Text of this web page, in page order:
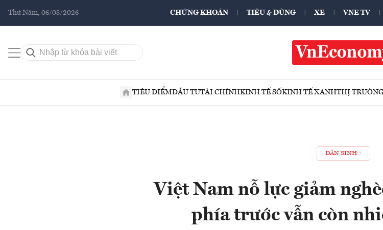
Thứ Năm, 06/08/2026 CHỨNG KHOÁN TIÊU & DÙNG XE VNE TV
TIÊU ĐIỂMĐẦU TƯTÀI CHÍNHKINH TẾ SỐKINH TẾ XANHTHỊ TRƯỜNG
DÂN SINH
Việt Nam nỗ lực giảm
phía trước vẫn còn